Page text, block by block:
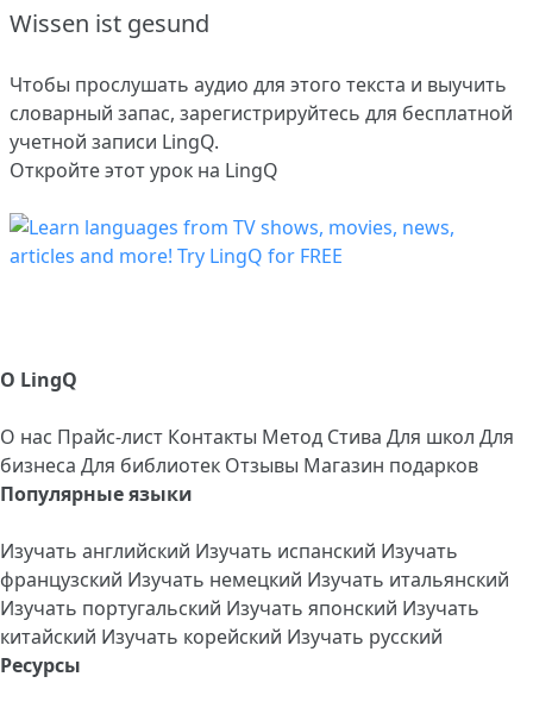
Wissen ist gesund
Чтобы прослушать аудио для этого текста и выучить
словарный запас, зарегистрируйтесь для бесплатной
учетной записи LingQ.
Откройте этот урок на LingQ
О LingQ
О нас Прайс-лист Контакты Метод Стива Для школ Для
бизнеса Для библиотек Отзывы Магазин подарков
Популярные языки
Изучать английский Изучать испанский Изучать
французский Изучать немецкий Изучать итальянский
Изучать португальский Изучать японский Изучать
китайский Изучать корейский Изучать русский
Ресурсы